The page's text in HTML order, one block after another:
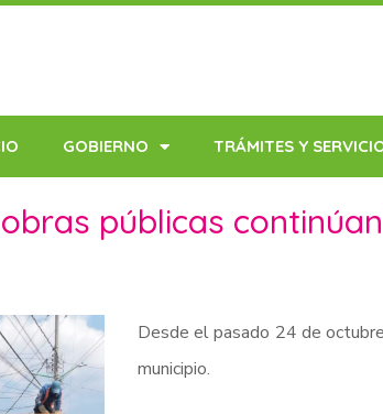
GOBIERNO TRÁMITES Y
públicas
Desde el pasado 24 de
municipio.